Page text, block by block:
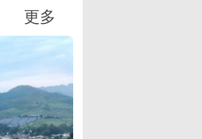
更多